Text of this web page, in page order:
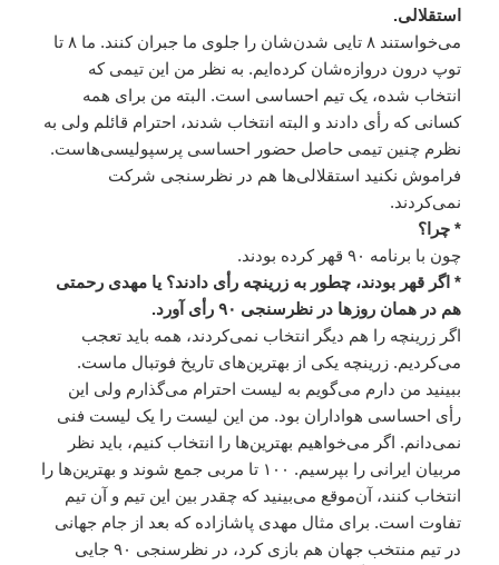
استقلالی.
می‌خواستند ۸ تایی شدن‌شان را جلوی ما جبران کنند. ما ۸ تا
توپ درون دروازه‌شان کرده‌ایم. به نظر من این تیمی که
انتخاب شده، یک تیم احساسی است. البته من برای همه
کسانی که رأی دادند و البته انتخاب شدند، احترام قائلم ولی به
نظرم چنین تیمی حاصل حضور احساسی پرسپولیسی‌هاست.
فراموش نکنید استقلالی‌ها هم در نظرسنجی شرکت
نمی‌کردند.
* چرا؟
چون با برنامه ۹۰ قهر کرده بودند.
* اگر قهر بودند، چطور به زرینچه رأی دادند؟ یا مهدی رحمتی
هم در همان روزها در نظرسنجی ۹۰ رأی آورد.
اگر زرینچه را هم دیگر انتخاب نمی‌کردند، همه باید تعجب
می‌کردیم. زرینچه یکی از بهترین‌های تاریخ فوتبال ماست.
ببینید من دارم می‌گویم به لیست احترام می‌گذارم ولی این
رأی احساسی هواداران بود. من این لیست را یک لیست فنی
نمی‌دانم. اگر می‌خواهیم بهترین‌ها را انتخاب کنیم، باید نظر
مربیان ایرانی را بپرسیم. ۱۰۰ تا مربی جمع شوند و بهترین‌ها را
انتخاب کنند، آن‌موقع می‌بینید که چقدر بین این تیم و آن تیم
تفاوت است. برای مثال مهدی پاشازاده که بعد از جام جهانی‌
در تیم منتخب جهان هم بازی کرد، در نظرسنجی ۹۰ جایی